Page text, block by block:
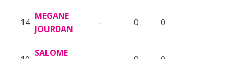
14
MEGANE
JOURDAN
- 0 0
SALOME